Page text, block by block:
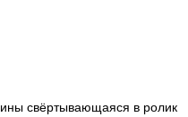
свёртывающаяся в ролик